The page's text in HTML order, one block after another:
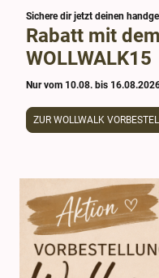
Sichere dir jetzt deinen
Rabatt mit
WOLLWALK15
Nur vom 10.08. bis
ZUR WOLLWALK